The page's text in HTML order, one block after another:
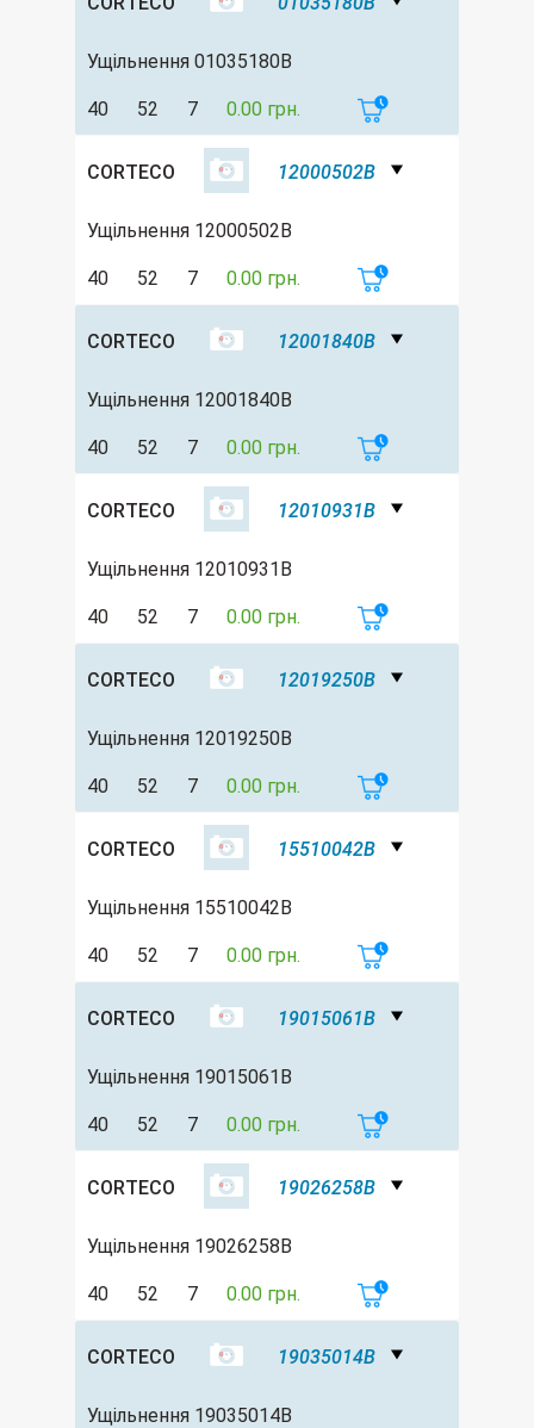
Ущільнення 01035180B
40 52 7 0.00 грн.
CORTECO 12000502B
Ущільнення 12000502B
40 52 7 0.00 грн.
CORTECO 12001840B
Ущільнення 12001840B
40 52 7 0.00 грн.
CORTECO 12010931B
Ущільнення 12010931B
40 52 7 0.00 грн.
CORTECO 12019250B
Ущільнення 12019250B
40 52 7 0.00 грн.
CORTECO 15510042B
Ущільнення 15510042B
40 52 7 0.00 грн.
CORTECO 19015061B
Ущільнення 19015061B
40 52 7 0.00 грн.
CORTECO 19026258B
Ущільнення 19026258B
40 52 7 0.00 грн.
CORTECO 19035014B
Ущільнення 19035014B